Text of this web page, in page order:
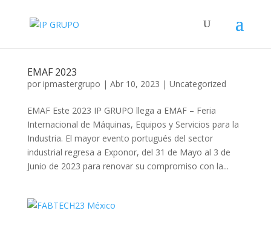
EMAF 2023
por ipmastergrupo | Abr 10, 2023 | Uncategorized
EMAF Este 2023 IP GRUPO llega a EMAF – Feria
Internacional de Máquinas, Equipos y Servicios para la
Industria. El mayor evento portugués del sector
industrial regresa a Exponor, del 31 de Mayo al 3 de
Junio de 2023 para renovar su compromiso con la...